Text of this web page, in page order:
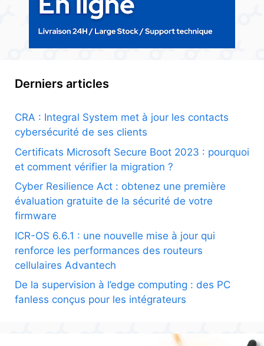
Derniers articles
CRA : Integral System met à jour les contacts
cybersécurité de ses clients
Certificats Microsoft Secure Boot 2023 : pourquoi
et comment vérifier la migration ?
Cyber Resilience Act : obtenez une première
évaluation gratuite de la sécurité de votre
firmware
ICR-OS 6.6.1 : une nouvelle mise à jour qui
renforce les performances des routeurs
cellulaires Advantech
De la supervision à l’edge computing : des PC
fanless conçus pour les intégrateurs